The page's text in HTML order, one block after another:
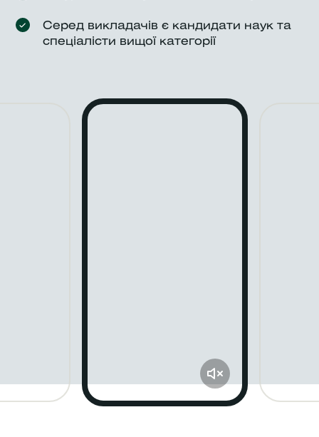
Серед викладачів є кандидати наук та
спеціалісти вищої категорії